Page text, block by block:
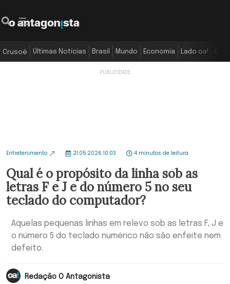
Crusoé Últimas Notícias Brasil Mundo Economia Lado oa!
Entretenimento 21.05.2026 10:03 4 minutos de leitura
Qual é o propósito da linha sob as
letras F e J e do número 5 no seu
teclado do computador?
Aquelas pequenas linhas em relevo sob as letras F, J e
o número 5 do teclado numérico não são enfeite nem
defeito.
Redação O Antagonista